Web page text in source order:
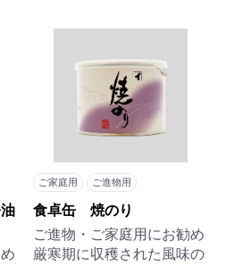
ご家庭用 ご進物用
食卓缶 焼のり
ご進物・ご家庭用にお勧め
厳寒期に収穫された風味の
る カートへ進む